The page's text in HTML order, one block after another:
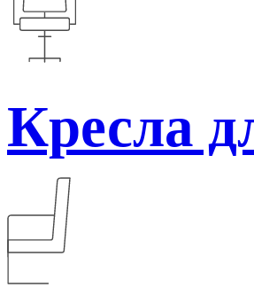
Кресла